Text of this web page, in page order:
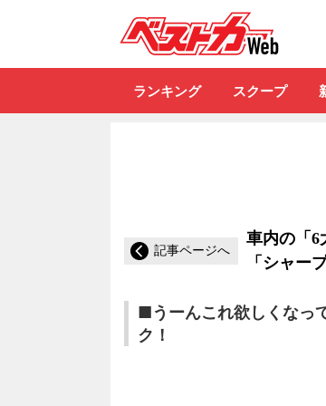
ランキング スクープ
記事ページへ
車内の「
「シャー
■うーんこれ欲しくなっ
ク！